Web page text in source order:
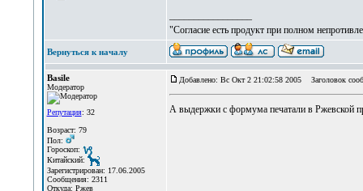
"Согласие есть продукт при полном
Вернуться к началу
Basile
Модератор
Репутация: 32
Возраст: 79
Пол:
Гороскоп:
Китайский:
Зарегистрирован: 17.06.2005
Сообщения: 2311
Откуда: Ржев
Добавлено: Вс Окт 2 21:02:58 2005 Заголовок
А выдержки с формума печатали в Ржевской